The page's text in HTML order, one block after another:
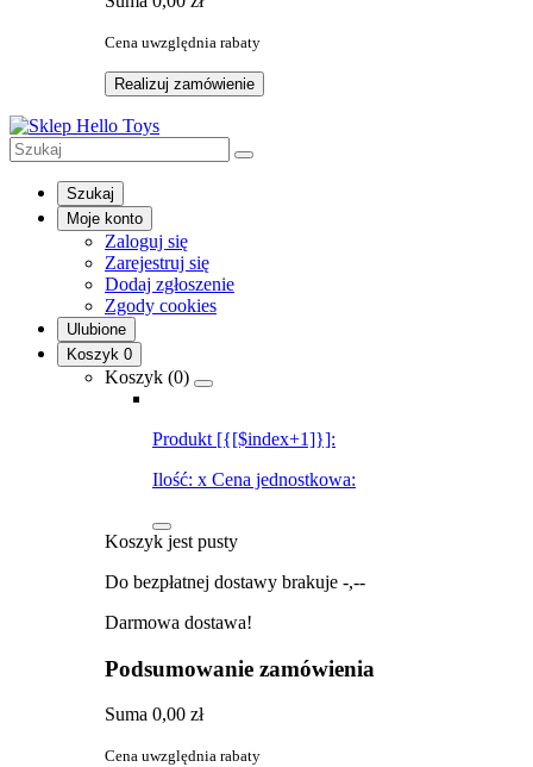
Cena uwzględnia rabaty
Realizuj zamówienie
Szukaj
Moje konto
Zaloguj się
Zarejestruj się
Dodaj zgłoszenie
Zgody cookies
Ulubione
Koszyk 0
Koszyk (0)
Produkt [{[$index+1]}]:
Ilość: x Cena jednostkowa:
Koszyk jest pusty
Do bezpłatnej dostawy brakuje -,--
Darmowa dostawa!
Podsumowanie zamówienia
Suma 0,00 zł
Cena uwzględnia rabaty